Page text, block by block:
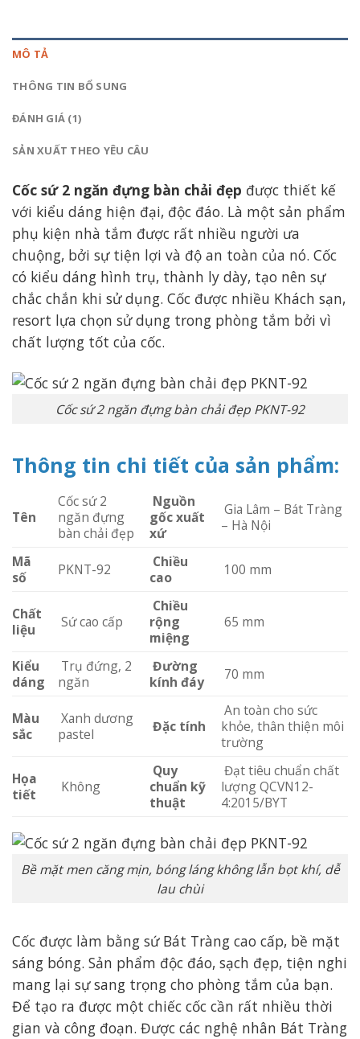
MÔ TẢ
THÔNG TIN BỔ SUNG
ĐÁNH GIÁ (1)
SẢN XUẤT THEO YÊU CÂU
Cốc sứ 2 ngăn đựng bàn chải đẹp được thiết kế
với kiểu dáng hiện đại, độc đáo. Là một sản phẩm
phụ kiện nhà tắm được rất nhiều người ưa
chuộng, bởi sự tiện lợi và độ an toàn của nó. Cốc
có kiểu dáng hình trụ, thành ly dày, tạo nên sự
chắc chắn khi sử dụng. Cốc được nhiều Khách sạn,
resort lựa chọn sử dụng trong phòng tắm bởi vì
chất lượng tốt của cốc.
Cốc sứ 2 ngăn đựng bàn chải đẹp PKNT-92
Thông tin chi tiết của sản phẩm:
Tên
Cốc sứ 2
ngăn đựng
bàn chải đẹp
Nguồn
gốc xuất
xứ
Gia Lâm – Bát Tràng
– Hà Nội
Mã
số
PKNT-92
Chiều
cao
100 mm
Chất
liệu
Sứ cao cấp
Chiều
rộng
miệng
65 mm
Kiểu
dáng
Trụ đứng, 2
ngăn
Đường
kính đáy
70 mm
Màu
sắc
Xanh dương
pastel
Đặc tính
An toàn cho sức
khỏe, thân thiện môi
trường
Họa
tiết
Không
Quy
chuẩn kỹ
thuật
Đạt tiêu chuẩn chất
lượng QCVN12-
4:2015/BYT
Bề mặt men căng mịn, bóng láng không lẫn bọt khí, dễ
lau chùi
Cốc được làm bằng sứ Bát Tràng cao cấp, bề mặt
sáng bóng. Sản phẩm độc đáo, sạch đẹp, tiện nghi
mang lại sự sang trọng cho phòng tắm của bạn.
Để tạo ra được một chiếc cốc cần rất nhiều thời
gian và công đoạn. Được các nghệ nhân Bát Tràng